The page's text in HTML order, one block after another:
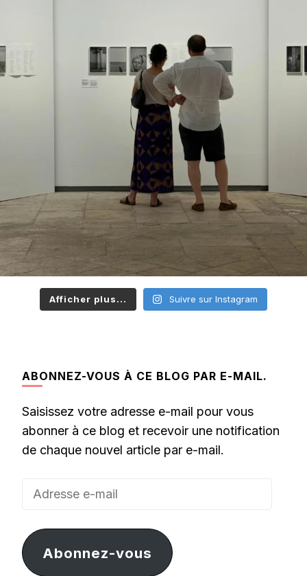
Afficher plus... Suivre sur Instagram
ABONNEZ-VOUS À CE BLOG PAR E-MAIL.
Saisissez votre adresse e-mail pour vous
abonner à ce blog et recevoir une notification
de chaque nouvel article par e-mail.
Adresse
mail
Abonnez-vous